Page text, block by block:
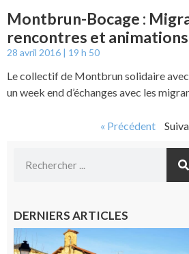
Montbrun-Bocage :
rencontres et animations
28 avril 2016 19 h 50
Le collectif de Montbrun solidaire
un week end d’échanges avec les
« Précédent
DERNIERS ARTICLES